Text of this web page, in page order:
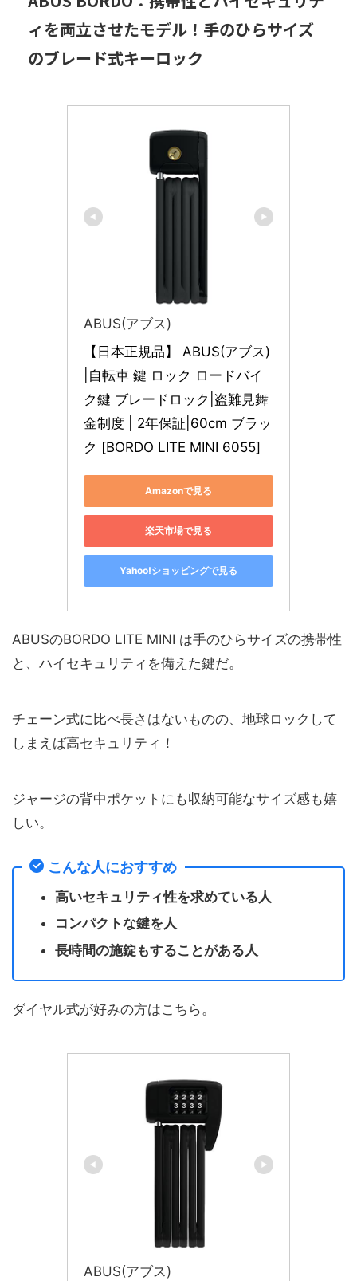
ィを両立させたモデル！手のひらサイズ
のブレード式キーロック
ABUS(アブス)
【日本正規品】 ABUS(アブス)
|自転車 鍵 ロック ロードバイ
ク鍵 ブレードロック|盗難見舞
金制度 | 2年保証|60cm ブラッ
ク [BORDO LITE MINI 6055]
Amazonで見る
楽天市場で見る
Yahoo!ショッピングで見る
ABUSのBORDO LITE MINI は手のひらサイズの携帯性
と、ハイセキュリティを備えた鍵だ。
チェーン式に比べ長さはないものの、地球ロックして
しまえば高セキュリティ！
ジャージの背中ポケットにも収納可能なサイズ感も嬉
しい。
こんな人におすすめ
高いセキュリティ性を求めている人
コンパクトな鍵を人
長時間の施錠もすることがある人
ダイヤル式が好みの方はこちら。
ABUS(アブス)